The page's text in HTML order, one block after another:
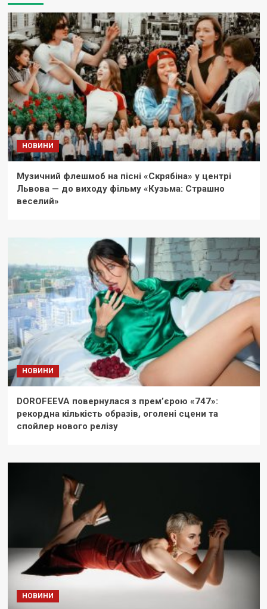
НОВИНИ
Музичний флешмоб на пісні «Скрябіна» у центрі
Львова — до виходу фільму «Кузьма: Страшно
веселий»
НОВИНИ
DOROFEEVA повернулася з прем’єрою «747»:
рекордна кількість образів, оголені сцени та
спойлер нового релізу
НОВИНИ